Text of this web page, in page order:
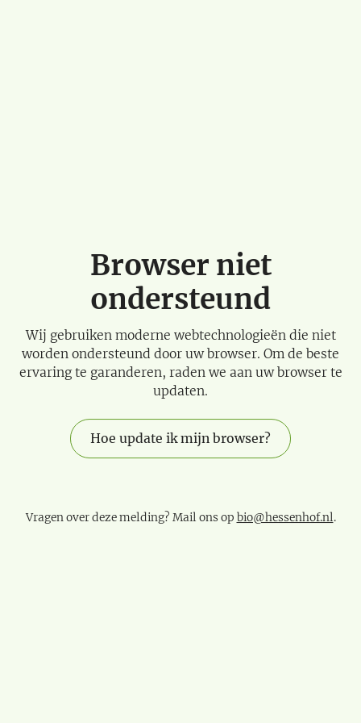
Browser niet
ondersteund
Wij gebruiken moderne webtechnologieën die niet
worden ondersteund door uw browser. Om de beste
ervaring te garanderen, raden we aan uw browser te
updaten.
Hoe update ik mijn browser?
Vragen over deze melding? Mail ons op bio@hessenhof.nl.